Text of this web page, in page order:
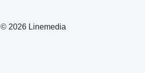
© 2026 Linemedia